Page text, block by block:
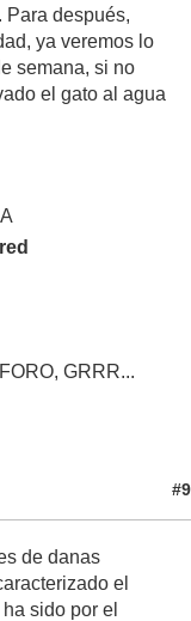
Para después,
ya veremos lo
semana, si no
el gato al agua
GRRR...
#9
de danas
el
sido por el